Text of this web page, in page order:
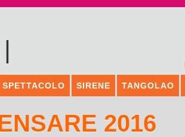
SPETTACOLO SIRENE TANGOLAO
2016